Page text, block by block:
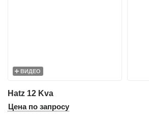
ВИДЕО
Hatz 12 Kva
Цена по запросу